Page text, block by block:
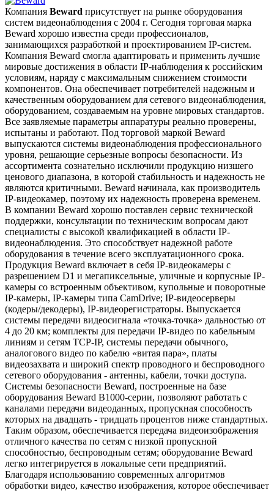
Компания Beward присутствует на рынке оборудования
систем видеонаблюдения с 2004 г. Сегодня торговая марка
Beward хорошо известна среди профессионалов,
занимающихся разработкой и проектированием IP-систем.
Компания Beward смогла адаптировать и применить лучшие
мировые достижения в области IP-наблюдения к российским
условиям, наряду с максимальным снижением стоимости
компонентов. Она обеспечивает потребителей надежным и
качественным оборудованием для сетевого видеонаблюдения,
оборудованием, создаваемым на уровне мировых стандартов.
Все заявляемые параметры аппаратуры реально проверены,
испытаны и работают. Под торговой маркой Beward
выпускаются системы видеонаблюдения профессионального
уровня, решающие серьезные вопросы безопасности. Из
ассортимента сознательно исключили продукцию низшего
ценового диапазона, в которой стабильность и надежность не
являются критичными. Beward начинала, как производитель
IP-видеокамер, поэтому их надежность проверена временем.
В компании Beward хорошо поставлен сервис технической
поддержки, консультации по техническим вопросам дают
специалисты с высокой квалификацией в области IP-
видеонаблюдения. Это способствует надежной работе
оборудования в течение всего эксплуатационного срока.
Продукция Beward включает в себя IP-видеокамеры с
разрешением D1 и мегапиксельные, уличные и корпусные IP-
камеры со встроенным объективом, купольные и поворотные
IP-камеры, IP-камеры типа CamDrive; IP-видеосерверы
(кодеры/декодеры), IP-видеорегистраторы. Выпускается
системы передачи видеосигнала «точка-точка» дальностью от
4 до 20 км; комплекты для передачи IP-видео по кабельным
линиям и сетям TCP-IP, системы передачи обычного,
аналогового видео по кабелю «витая пара», платы
видеозахвата и широкий спектр проводного и беспроводного
сетевого оборудования - антенны, кабели, точки доступа.
Системы безопасности Beward, построенные на базе
оборудования Beward B1000-серии, позволяют работать с
каналами передачи видеоданных, пропускная способность
которых на двадцать - тридцать процентов ниже стандартных.
Таким образом, обеспечивается передача видеоизображения
отличного качества по сетям с низкой пропускной
способностью, беспроводным сетям; оборудование Beward
легко интегрируется в локальные сети предприятий.
Благодаря использованию современных алгоритмов
обработки видео, качество изображения, которое обеспечивает